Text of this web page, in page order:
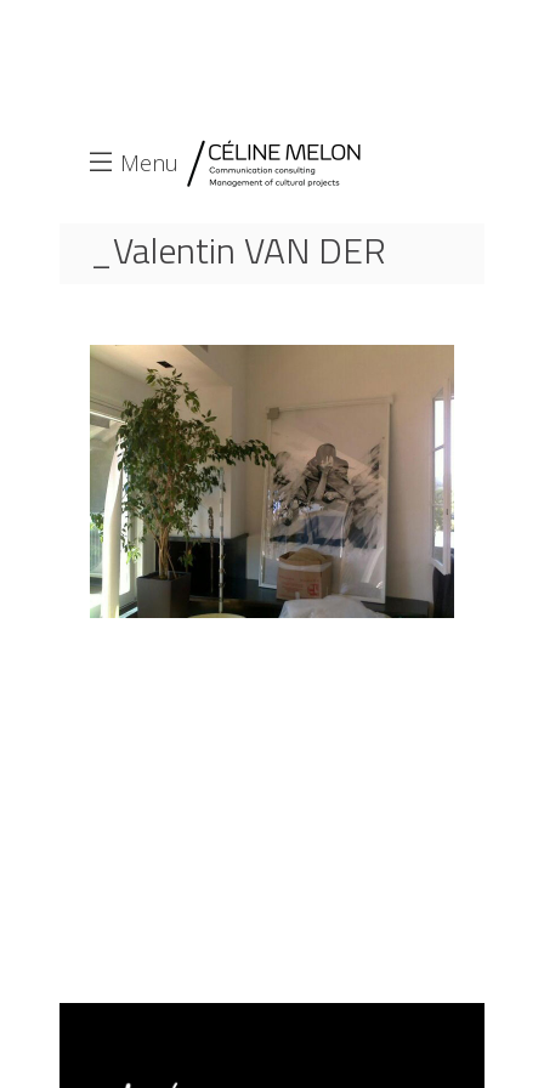
Menu
_Valentin VAN DER
ACCUEIL EXPOSITIONS
_VALENTIN VAN DER MEULEN